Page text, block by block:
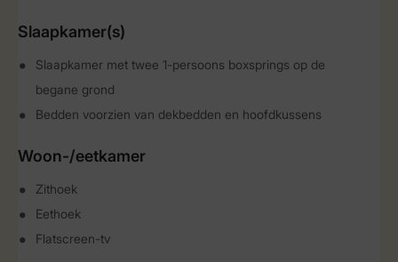
Slaapkamer(s)
Slaapkamer met twee 1-persoons boxsprings op de
begane grond
Bedden voorzien van dekbedden en hoofdkussens
Woon-/eetkamer
Zithoek
Eethoek
Flatscreen-tv